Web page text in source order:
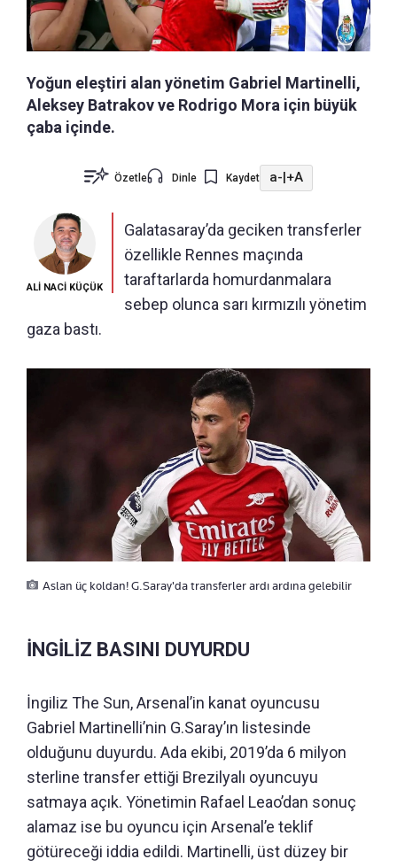
Yoğun eleştiri alan yönetim Gabriel Martinelli,
Aleksey Batrakov ve Rodrigo Mora için büyük
çaba içinde.
Özetle Dinle Kaydet a- +A
ALİ NACİ KÜÇÜK
Galatasaray’da geciken transferler
özellikle Rennes maçında
taraftarlarda homurdanmalara
sebep olunca sarı kırmızılı yönetim
gaza bastı.
Aslan üç koldan! G.Saray'da transferler ardı ardına gelebilir
İNGİLİZ BASINI DUYURDU
İngiliz The Sun, Arsenal’in kanat oyuncusu
Gabriel Martinelli’nin G.Saray’ın listesinde
olduğunu duyurdu. Ada ekibi, 2019’da 6 milyon
sterline transfer ettiği Brezilyalı oyuncuyu
satmaya açık. Yönetimin Rafael Leao’dan sonuç
alamaz ise bu oyuncu için Arsenal’e teklif
götüreceği iddia edildi. Martinelli, üst düzey bir